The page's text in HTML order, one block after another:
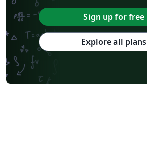
Sign up for free
Explore all plans